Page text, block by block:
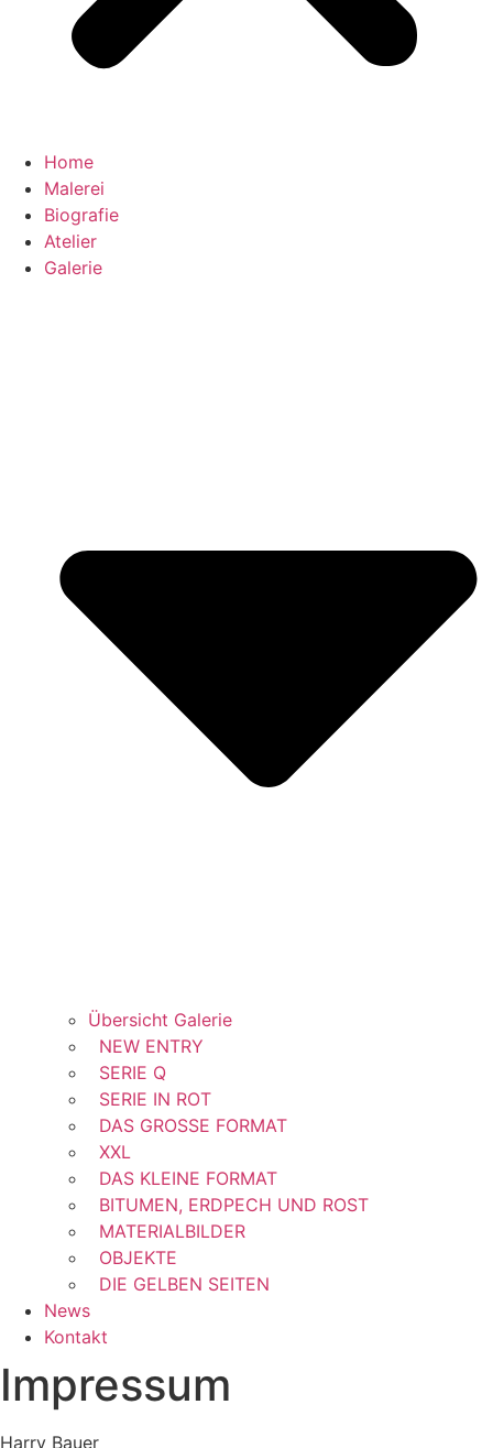
Home
Malerei
Biografie
Atelier
Galerie
Übersicht Galerie
NEW ENTRY
SERIE Q
SERIE IN ROT
DAS GROSSE FORMAT
XXL
DAS KLEINE FORMAT
BITUMEN, ERDPECH UND ROST
MATERIALBILDER
OBJEKTE
DIE GELBEN SEITEN
News
Kontakt
Impressum
Harry Bauer